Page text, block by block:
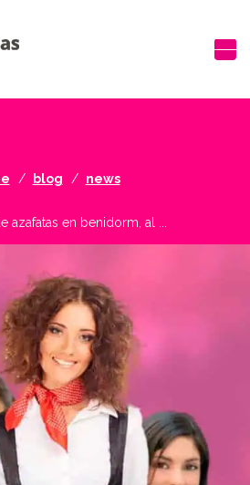
blog news
azafatas en benidorm, al ...